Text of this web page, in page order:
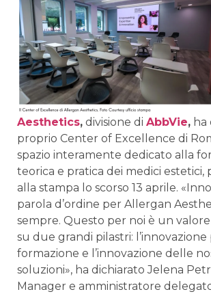
Aesthetics, divisione di AbbVie, ha
proprio Center of Excellence di
spazio interamente dedicato alla
teorica e pratica dei medici estetici,
alla stampa lo scorso 13 aprile.
parola d’ordine per Allergan
sempre. Questo per noi è un
su due grandi pilastri: l’innovazione
formazione e l’innovazione delle
soluzioni», ha dichiarato Jelena
Manager e amministratore